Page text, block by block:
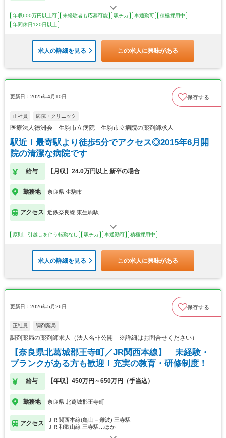
年収600万円以上可 未経験者も応募可能 駅チカ 車通勤可
積極採用中
年間休日120日以上
求人の詳細を見る この求人に興味がある
更新日：2025年4月10日 保存する
正社員 病院・クリニック
医療法人徳洲会 生駒市立病院 生駒市立病院の薬剤師求人
駅近！最寄駅より徒歩5分でアクセス◎2015年6月開
院の清潔な病院です
給与 【月収】24.0万円以上 新卒の場合
勤務地 奈良県 生駒市
アクセス 近鉄奈良線 東生駒駅
原則、引越しを伴う転勤なし 駅チカ 車通勤可 積極採用中
求人の詳細を見る この求人に興味がある
更新日：2026年5月26日 保存する
正社員 調剤薬局
調剤薬局の薬剤師求人（法人名非公開 ※詳細はお問合せください）
【奈良県北葛城郡王寺町／JR関西本線】 未経験・
ブランクがある方も歓迎！充実の教育・研修制度！
給与 【年収】450万円～650万円（手当込）
勤務地 奈良県 北葛城郡王寺町
アクセス
ＪＲ関西本線(亀山－難波) 王寺駅
ＪＲ和歌山線 王寺駅…ほか